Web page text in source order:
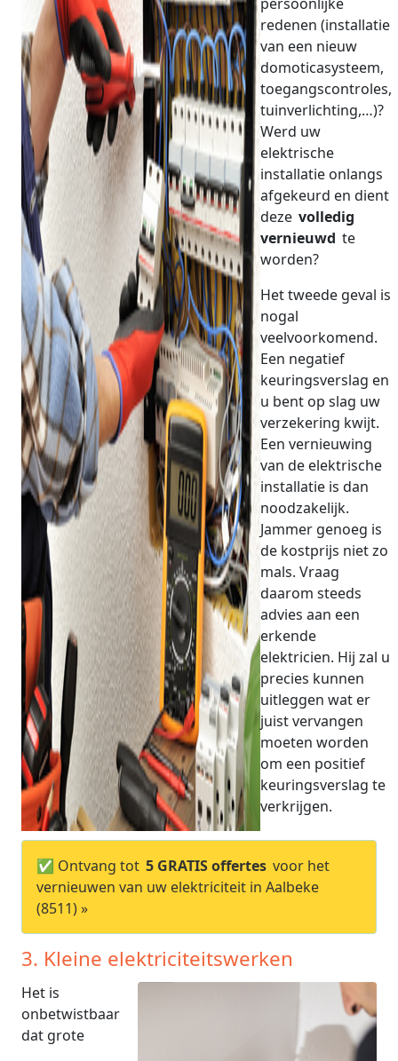
redenen (installatie
van een nieuw
domoticasysteem,
toegangscontroles,
tuinverlichting,…)?
Werd uw
elektrische
installatie onlangs
afgekeurd en dient
deze volledig
vernieuwd te
worden?
Het tweede geval is
nogal
veelvoorkomend.
Een negatief
keuringsverslag en
u bent op slag uw
verzekering kwijt.
Een vernieuwing
van de elektrische
installatie is dan
noodzakelijk.
Jammer genoeg is
de kostprijs niet zo
mals. Vraag
daarom steeds
advies aan een
erkende
elektricien. Hij zal u
precies kunnen
uitleggen wat er
juist vervangen
moeten worden
om een positief
keuringsverslag te
verkrijgen.
✅ Ontvang tot 5 GRATIS offertes voor het
vernieuwen van uw elektriciteit in Aalbeke
(8511) »
3. Kleine elektriciteitswerken
Het is
onbetwistbaar
dat grote